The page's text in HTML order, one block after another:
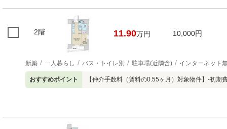
2階 11.90万円 10,000円
新築 一人暮らし バス・トイレ別 駐車場(近隣含) インターネット
おすすめポイント 【仲介手数料（賃料の0.55ヶ月）対象物件】-初